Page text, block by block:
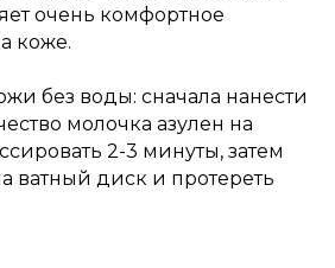
очень комфортное
коже.
без воды: сначала нанести
молочка азулен на
2-3 минуты, затем
ватный диск и протереть